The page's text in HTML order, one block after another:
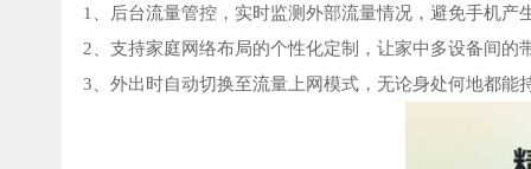
1、后台流量管控，实时监测外部流量情况，避免手机产
2、支持家庭网络布局的个性化定制，让家中多设备间的
3、外出时自动切换至流量上网模式，无论身处何地都能